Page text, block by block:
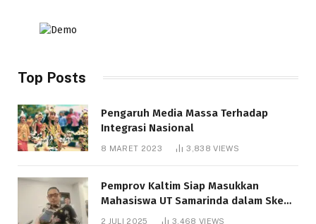
Top Posts
Pengaruh Media Massa Terhadap
Integrasi Nasional
8 MARET 2023 3,838VIEWS
Pemprov Kaltim Siap Masukkan
Mahasiswa UT Samarinda dalam Skema
Bantuan Pendidikan Gratispol
2 JULI 2025 3,468 VIEWS